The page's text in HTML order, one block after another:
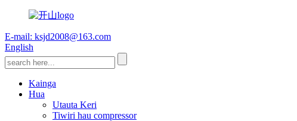
E-mail: ksjd2008@163.com
English
Kainga
Hua
Utauta Keri
Tiwiri hau compressor